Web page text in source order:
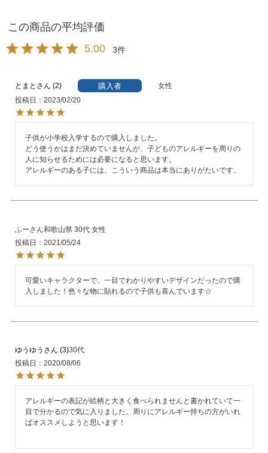
5.00 3
とまと 2 購入者
女性
投稿日
2023/02/20
子供が小学校入学するので購入しました。
どう使うかはまだ決めていませんが、子どものアレルギーを周りの
人に知らせるためには必要になると思います。
アレルギーのある子には、こういう商品は本当にありがたいです。
ふー 和歌山県 30代 女性
投稿日
2021/05/24
可愛いキャラクターで、一目でわかりやすいデザインだったので購
入しました！色々な物に貼れるので子供も喜んでいます☆
ゆうゆう 3 30代
投稿日
2020/08/06
アレルギーの表記が絵柄と大きく食べられませんと書かれていて一
目で分かるので気に入りました。周りにアレルギー持ちの方がいれ
ばオススメしようと思います！